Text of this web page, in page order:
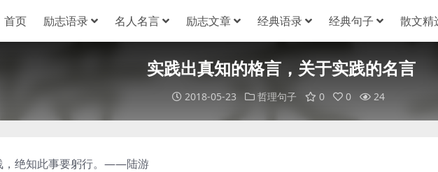
首页 励志语录 名人名言 励志文章 经典语录 经典句子 散文精
实践出真知的格言，关于实践的名言
2018-05-23 哲理句子 0 0 24
，绝知此事要躬行。——陆游